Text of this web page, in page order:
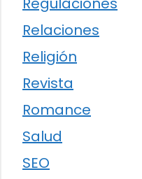
Relaciones
Religión
Revista
Romance
Salud
SEO